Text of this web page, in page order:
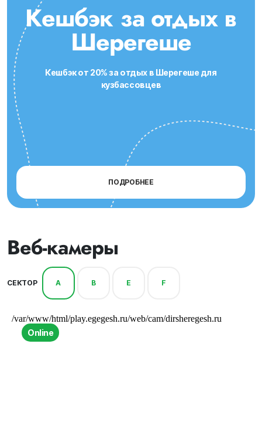
Кешбэк за отдых в
Шерегеше
Кешбэк от 20% за отдых в Шерегеше для
кузбассовцев
ПОДРОБНЕЕ
Веб-камеры
СЕКТОР A B E F
Online